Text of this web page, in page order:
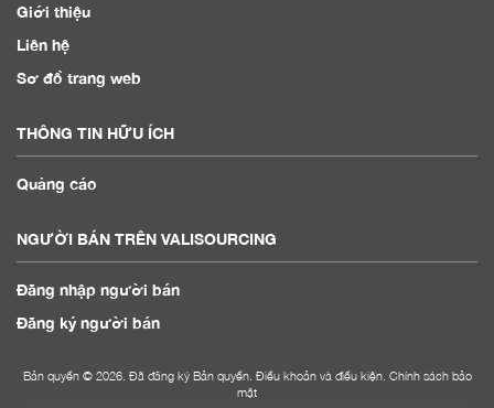
Giới thiệu
Liên hệ
Sơ đồ trang web
THÔNG TIN HỮU ÍCH
Quảng cáo
NGƯỜI BÁN TRÊN VALISOURCING
Đăng nhập người bán
Đăng ký người bán
Bản quyền © 2026. Đã đăng ký Bản quyền. Điều khoản và điều kiện. Chính sách bảo
mật